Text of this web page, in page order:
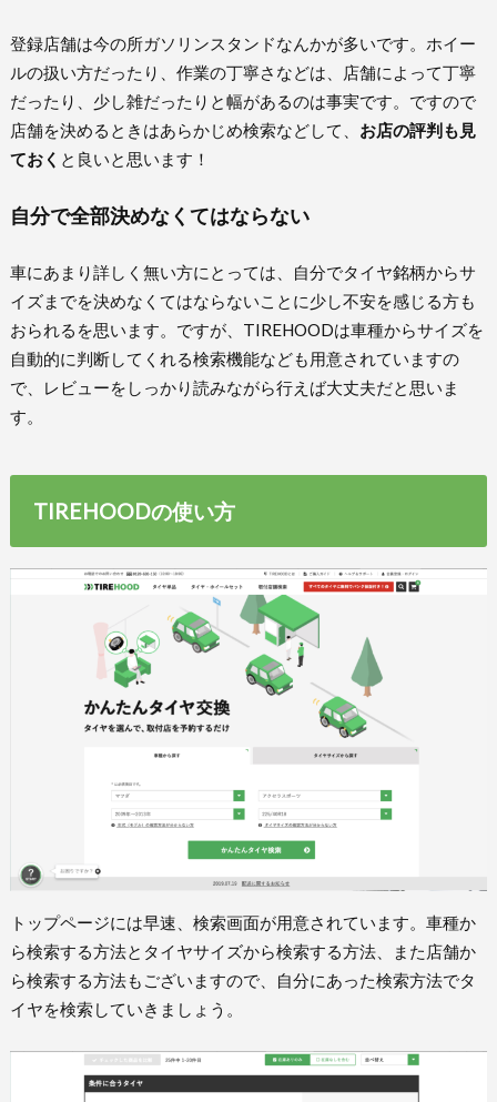
登録店舗は今の所ガソリンスタンドなんかが多いです。ホイー
ルの扱い方だったり、作業の丁寧さなどは、店舗によって丁寧
だったり、少し雑だったりと幅があるのは事実です。ですので
店舗を決めるときはあらかじめ検索などして、 お店の評判も見
ておく と良いと思います！
自分で全部決めなくてはならない
車にあまり詳しく無い方にとっては、自分でタイヤ銘柄からサ
イズまでを決めなくてはならないことに少し不安を感じる方も
おられるを思います。ですが、TIREHOODは車種からサイズを
自動的に判断してくれる検索機能なども用意されていますの
で、レビューをしっかり読みながら行えば大丈夫だと思いま
す。
TIREHOODの使い方
トップページには早速、検索画面が用意されています。車種か
ら検索する方法とタイヤサイズから検索する方法、また店舗か
ら検索する方法もございますので、自分にあった検索方法でタ
イヤを検索していきましょう。